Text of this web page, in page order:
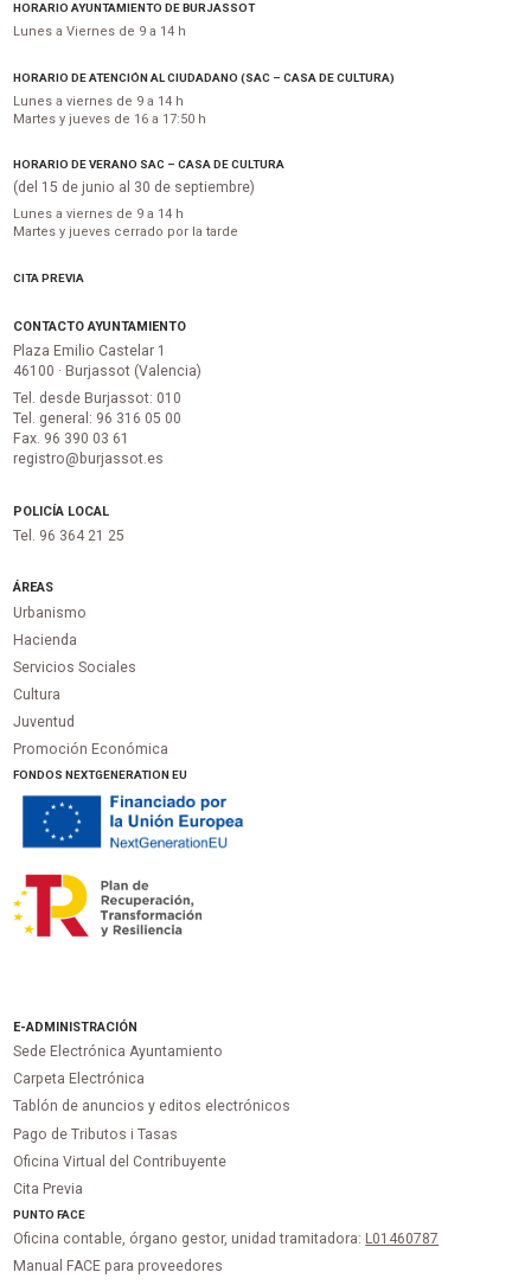
HORARIO AYUNTAMIENTO DE BURJASSOT
Lunes a Viernes de 9 a 14 h
HORARIO DE ATENCIÓN AL CIUDADANO (SAC – CASA DE CULTURA)
Lunes a viernes de 9 a 14 h
Martes y jueves de 16 a 17:50 h
HORARIO DE VERANO SAC – CASA DE CULTURA
(del 15 de junio al 30 de septiembre)
Lunes a viernes de 9 a 14 h
Martes y jueves cerrado por la tarde
CITA PREVIA
CONTACTO AYUNTAMIENTO
Plaza Emilio Castelar 1
46100 · Burjassot (Valencia)
Tel. desde Burjassot: 010
Tel. general: 96 316 05 00
Fax. 96 390 03 61
registro@burjassot.es
POLICÍA LOCAL
Tel. 96 364 21 25
ÁREAS
Urbanismo
Hacienda
Servicios Sociales
Cultura
Juventud
Promoción Económica
FONDOS NEXTGENERATION EU
E-ADMINISTRACIÓN
Sede Electrónica Ayuntamiento
Carpeta Electrónica
Tablón de anuncios y editos electrónicos
Pago de Tributos i Tasas
Oficina Virtual del Contribuyente
Cita Previa
PUNTOFACE
Oficina contable, órgano gestor, unidad tramitadora: L01460787
Manual FACE para proveedores